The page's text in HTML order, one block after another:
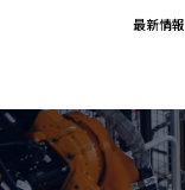
最新情報